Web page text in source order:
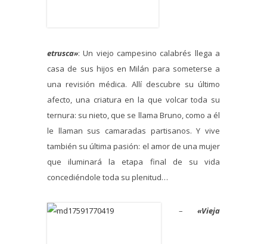
etrusca»: Un viejo campesino calabrés llega a
casa de sus hijos en Milán para someterse a
una revisión médica. Allí descubre su último
afecto, una criatura en la que volcar toda su
ternura: su nieto, que se llama Bruno, como a él
le llaman sus camaradas partisanos. Y vive
también su última pasión: el amor de una mujer
que iluminará la etapa final de su vida
concediéndole toda su plenitud…
– «Vieja